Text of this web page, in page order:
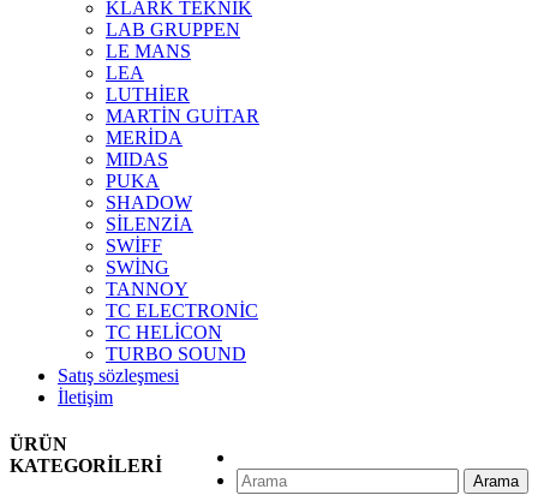
KLARK TEKNİK
LAB GRUPPEN
LE MANS
LEA
LUTHİER
MARTİN GUİTAR
MERİDA
MIDAS
PUKA
SHADOW
SİLENZİA
SWİFF
SWİNG
TANNOY
TC ELECTRONİC
TC HELİCON
TURBO SOUND
Satış sözleşmesi
İletişim
Arama
ÜRÜN
KATEGORİLERİ